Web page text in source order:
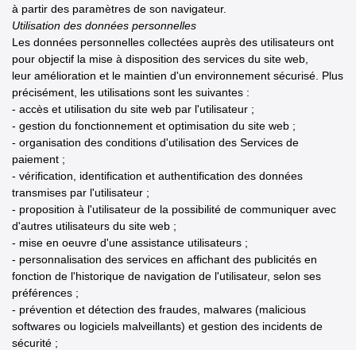
à partir des paramètres de son navigateur.
Utilisation des données personnelles
Les données personnelles collectées auprès des utilisateurs ont
pour objectif la mise à disposition des services du site web,
leur amélioration et le maintien d'un environnement sécurisé. Plus
précisément, les utilisations sont les suivantes :
- accès et utilisation du site web par l'utilisateur ;
- gestion du fonctionnement et optimisation du site web ;
- organisation des conditions d'utilisation des Services de
paiement ;
- vérification, identification et authentification des données
transmises par l'utilisateur ;
- proposition à l'utilisateur de la possibilité de communiquer avec
d'autres utilisateurs du site web ;
- mise en oeuvre d'une assistance utilisateurs ;
- personnalisation des services en affichant des publicités en
fonction de l'historique de navigation de l'utilisateur, selon ses
préférences ;
- prévention et détection des fraudes, malwares (malicious
softwares ou logiciels malveillants) et gestion des incidents de
sécurité ;